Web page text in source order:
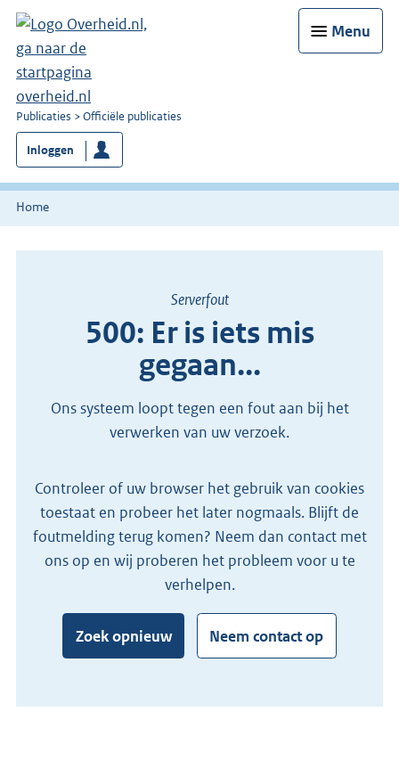
Menu
U
bent
nu
hier:
Publicaties Officiële publicaties
Inloggen
Home
500: Er is iets mis
gegaan...
Serverfout
Ons systeem loopt tegen een fout aan bij het
verwerken van uw verzoek.
Controleer of uw browser het gebruik van cookies
toestaat en probeer het later nogmaals. Blijft de
foutmelding terug komen? Neem dan contact met
ons op en wij proberen het probleem voor u te
verhelpen.
Zoek opnieuw Neem contact op